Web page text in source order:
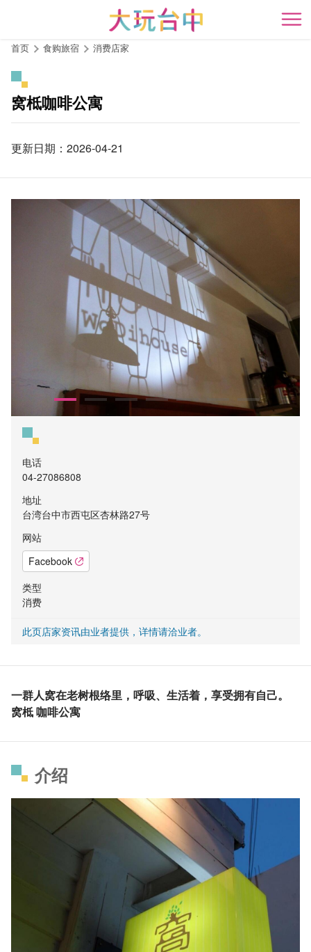
开
首页 食购旅宿 消费店家
窝柢咖啡公寓
更新日期：2026-04-21
电话
04-27086808
地址
台湾台中市西屯区杏林路27号
网站
Facebook
类型
消费
此页店家资讯由业者提供，详情请洽业者。
一群人窝在老树根络里，呼吸、生活着，享受拥有自己。
窝柢 咖啡公寓
介绍